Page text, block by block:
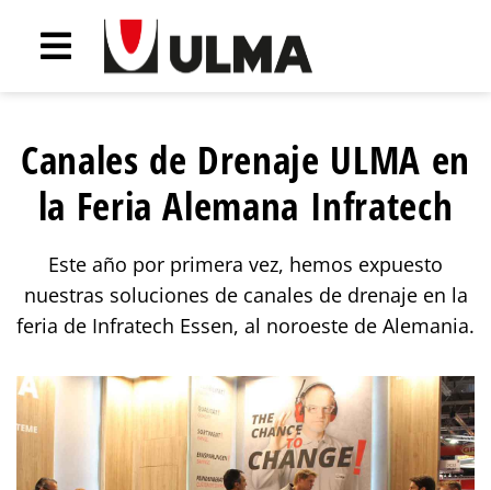
Canales de Drenaje ULMA en
la Feria Alemana Infratech
Este año por primera vez, hemos expuesto
nuestras soluciones de canales de drenaje en la
feria de Infratech Essen, al noroeste de Alemania.